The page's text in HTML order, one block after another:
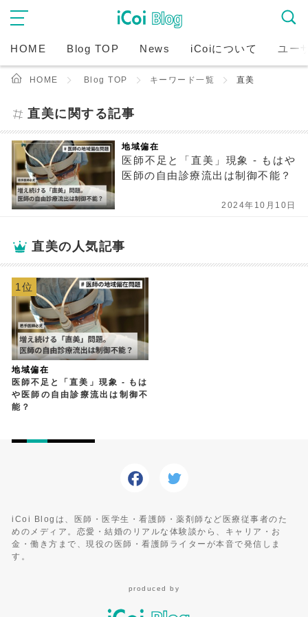
HOME Blog TOP News iCoiについて ユー
HOME Blog TOP キーワード一覧 直美
直美に関する記事
地域偏在
医師不足と「直美」現象 - もはや
医師の自由診療流出は制御不能？
2024年10月10日
直美の人気記事
地域偏在
医師不足と「直美」現象 - もは
や医師の自由診療流出は制御不
能？
1位
iCoi Blogは、医師・医学生・看護師・薬剤師など医療従事者のた
めのメディア。恋愛・結婚のリアルな体験談から、キャリア・お
金・働き方まで、現役の医師・看護師ライターが本音で発信しま
す。
produced by